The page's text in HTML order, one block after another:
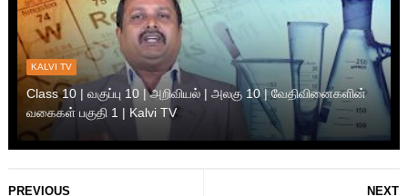
KALVI TV
Class 10 | வகுப்பு 10 | அறிவியல் | அலகு 10 | வேதிவினைகளின்
வகைகள் பகுதி 1 | Kalvi TV
NEXT
PREVIOUS